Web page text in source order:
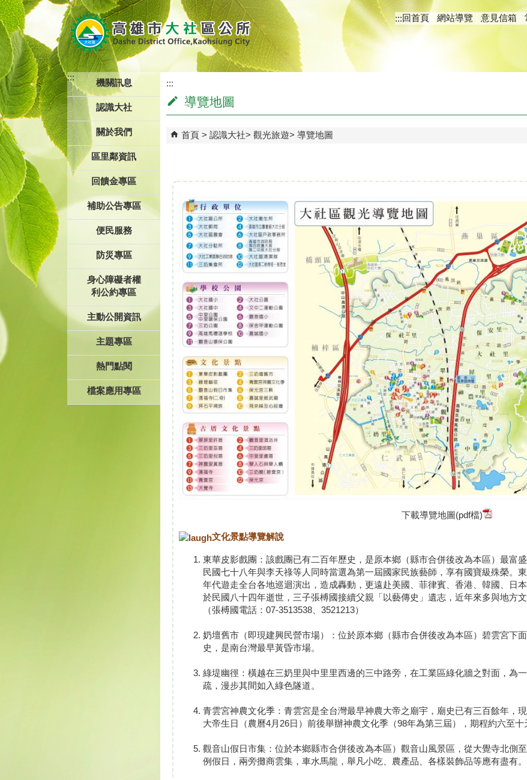
跳到主要內容區塊
:::回首頁 網站導覽 意見信箱
:::
機關訊息
認識大社
關於我們
區里鄰資訊
回饋金專區
補助公告專區
便民服務
防災專區
身心障礙者權
利公約專區
主動公開資訊
主題專區
熱門點閱
檔案應用專區
:::
導覽地圖
首頁 認識大社 觀光旅遊 導覽地圖
下載導覽地圖(pdf檔)
文化景點導覽解說
東華皮影戲團：該戲團已有二百年歷史，是原本鄉（縣市合併後改為本區）最富
民國七十八年與李天祿等人同時當選為第一屆國家民族藝師，享有國寶級殊榮。
年代遊走全台各地巡迴演出，造成轟動，更遠赴美國、菲律賓、香港、韓國、日
於民國八十四年逝世，三子張榑國接續父親「以藝傳史」遺志，近年來多與地方
（張榑國電話：07-3513538、3521213）
奶壇舊市（即現建興民營市場）：位於原本鄉（縣市合併後改為本區）碧雲宮下
史，是南台灣最早黃昏市場。
綠堤幽徑：橫越在三奶里與中里里西邊的三中路旁，在工業區綠化牆之對面，為
疏，漫步其間如入綠色隧道。
青雲宮神農文化季：青雲宮是全台灣最早神農大帝之廟宇，廟史已有三百餘年，
大帝生日（農曆4月26日）前後舉辦神農文化季（98年為第三屆），期程約六至十
觀音山假日市集：位於本鄉縣市合併後改為本區）觀音山風景區，從大覺寺北側
例假日，兩旁攤商雲集，車水馬龍，舉凡小吃、農產品、各樣裝飾品等應有盡有。